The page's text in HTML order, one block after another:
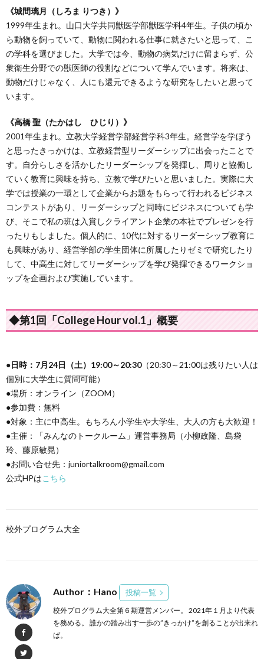
《城間璃月（しろま りつき）》
1999年生まれ。山口大学共同獣医学部獣医学科4年生。子供の頃か
ら動物を飼っていて、動物に関われる仕事に就きたいと思って、こ
の学科を選びました。大学では今、動物の病気だけに留まらず、公
衆衛生分野での獣医師の役割などについて学んでいます。将来は、
動物だけじゃなく、人にも還元できるような研究をしたいと思って
います。
《高橋 聖（たかはし ひじり）》
2001年生まれ。立教大学経営学部経営学科3年生。経営学を学ぼう
と思ったきっかけは、立教経営型リーダーシップに出会ったことで
す。自分らしさを活かしたリーダーシップを発揮し、周りと協働し
ていく教育に興味を持ち、立教で学びたいと思いました。実際に大
学では授業の一環として企業からお題をもらって行われるビジネス
コンテストがあり、リーダーシップと同時にビジネスについても学
び、そこで私の班は入賞しクライアント企業の本社でプレゼンを行
ったりもしました。個人的に、10代に対するリーダーシップ教育に
も興味があり、経営学部の学生団体に所属したりゼミで研究したり
して、中高生に対してリーダーシップを学び発揮できるワークショ
ップを企画および実施しています。
◆第1回「College Hour vol.1」概要
●日時：7月24日（土）19:00～20:30（20:30～21:00は残りたい人は
個別に大学生に質問可能）
●場所：オンライン（ZOOM）
●参加費：無料
●対象：主に中高生。もちろん小学生や大学生、大人の方も大歓迎！
●主催：「みんなのトークルーム」運営事務局（小柳政隆、島袋
玲、藤原敏晃）
●お問い合せ先：juniortalkroom@gmail.com
公式HPはこちら
校外プログラム大全
Author：Hano 投稿一覧
校外プログラム大全第６期運営メンバー。 2021年１月より代表
を務める。 誰かの踏み出す一歩の”きっかけ”を創ることが出来れ
ば。